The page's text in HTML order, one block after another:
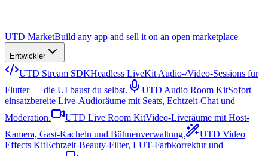
UTD MarketBuild any app and sell it on an open marketplace
Entwickler
UTD Stream SDKHeadless LiveKit Audio-/Video-Sessions für
Flutter — die UI baust du selbst.
UTD Audio Room KitSofort
einsatzbereite Live-Audioräume mit Seats, Echtzeit-Chat und
Moderation.
UTD Live Room KitVideo-Liveräume mit Host-
Kamera, Gast-Kacheln und Bühnenverwaltung.
UTD Video
Effects KitEchtzeit-Beauty-Filter, LUT-Farbkorrektur und